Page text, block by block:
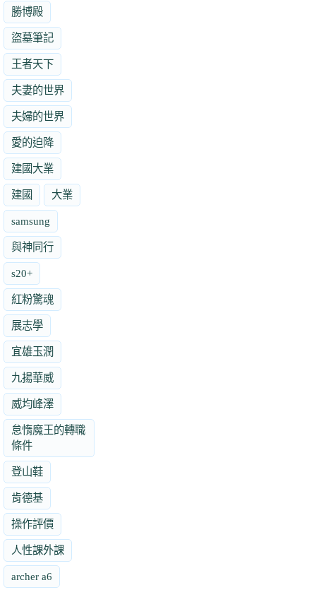
勝博殿
盜墓筆記
王者天下
夫妻的世界
夫婦的世界
愛的迫降
建國大業
建國 大業
samsung
與神同行
s20+
紅粉驚魂
展志學
宜雄玉潤
九揚華威
威均峰澤
怠惰魔王的轉職
條件
登山鞋
肯德基
操作評價
人性課外課
archer a6